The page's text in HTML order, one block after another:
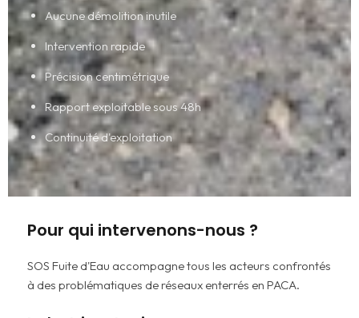
Aucune démolition inutile
Intervention rapide
Précision centimétrique
Rapport exploitable sous 48h
Continuité d'exploitation
Pour qui intervenons-nous ?
SOS Fuite d'Eau accompagne tous les acteurs confrontés
à des problématiques de réseaux enterrés en PACA.